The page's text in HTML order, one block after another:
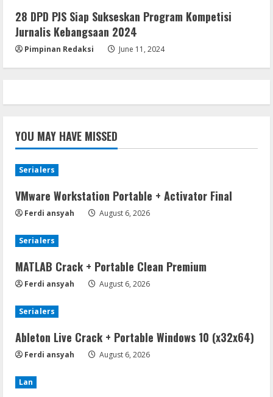
28 DPD PJS Siap Sukseskan Program Kompetisi
Jurnalis Kebangsaan 2024
Pimpinan Redaksi June 11, 2024
YOU MAY HAVE MISSED
Serialers
VMware Workstation Portable + Activator Final
Ferdi ansyah August 6, 2026
Serialers
MATLAB Crack + Portable Clean Premium
Ferdi ansyah August 6, 2026
Serialers
Ableton Live Crack + Portable Windows 10 (x32x64)
Ferdi ansyah August 6, 2026
Lan